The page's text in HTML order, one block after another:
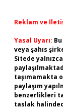
Reklam ve
Yasal Uyarı:
veya şahıs
Sitede
taşımamakta
paylaşım
benzerlikleri
taslak